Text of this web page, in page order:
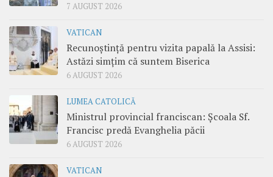
7 AUGUST 2026
VATICAN
Recunoștință pentru vizita papală la Assisi:
Astăzi simțim că suntem Biserica
6 AUGUST 2026
LUMEA CATOLICĂ
Ministrul provincial franciscan: Școala Sf.
Francisc predă Evanghelia păcii
6 AUGUST 2026
VATICAN